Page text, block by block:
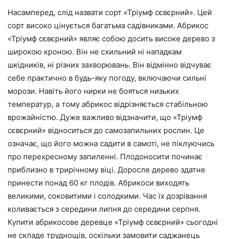
Насамперед, слід назвати сорт «Тріумф сєвєрний». Цей
сорт високо цінується багатьма садівниками. Абрикос
«Тріумф сєвєрний» являє собою досить високе дерево з
широкою кроною. Він не схильний ні нападкам
шкідників, ні різних захворювань. Він відмінно відчуває
себе практично в будь-яку погоду, включаючи сильні
морози. Навіть його нирки не бояться низьких
температур, а тому абрикос відрізняється стабільною
врожайністю. Дуже важливо відзначити, що «Тріумф
сєвєрний» відноситься до самозапильних рослин. Це
означає, що його можна садити в самоті, не піклуючись
про перехресному запиленні. Плодоносити починає
приблизно в трирічному віці. Доросле дерево здатне
принести понад 60 кг плодів. Абрикоси виходять
великими, соковитими і солодкими. Час їх дозрівання
коливається з середини липня до середини серпня.
Купити абрикосове деревце «Тріумф сєвєрний» сьогодні
не складе труднощів, оскільки замовити саджанець